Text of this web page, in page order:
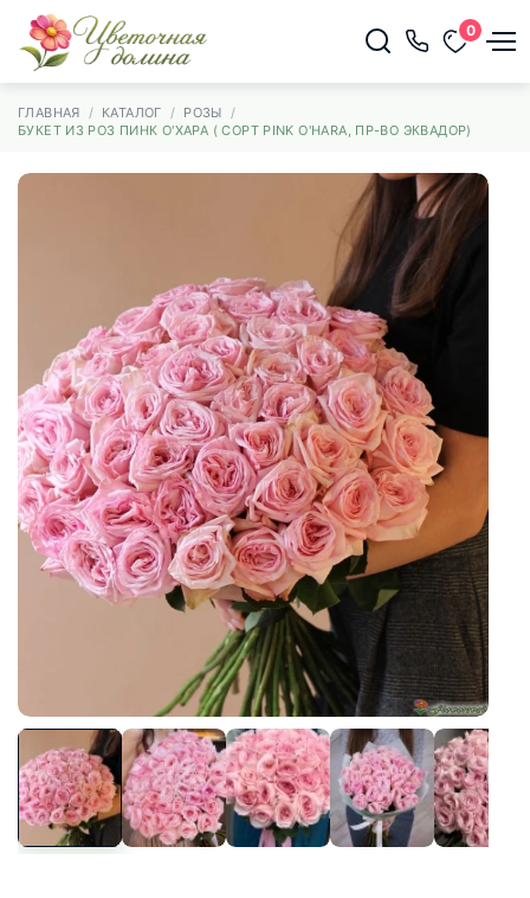
0
ГЛАВНАЯ КАТАЛОГ
РОЗЫ
БУКЕТ ИЗ РОЗ ПИНК О'ХАРА ( СОРТ PINK O'HARA, ПР-ВО ЭКВАДОР)